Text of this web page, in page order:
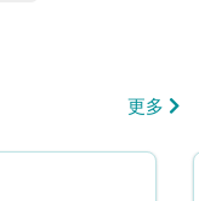
更多